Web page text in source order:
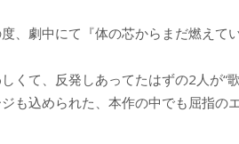
、劇中にて『体の芯からまだ燃えて
くて、反発しあってたはずの2人が“
も込められた、本作の中でも屈指の